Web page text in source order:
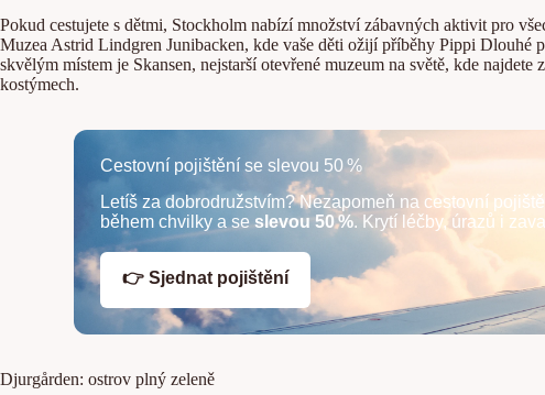
Pokud cestujete s dětmi, Stockholm nabízí množství zábavných aktivit pro
Muzea Astrid Lindgren Junibacken, kde vaše děti ožijí příběhy Pippi Dlouhé
skvělým místem je Skansen, nejstarší otevřené muzeum na světě, kde
kostýmech.
Cestovní pojištění se slevou 50 %
Letíš za dobrodružstvím? Nezapomeň na cestovní
během chvilky a seslevou 50 %. Krytí léčby, úrazů i
👉 Sjednat pojištění
Djurgården: ostrov plný zeleně